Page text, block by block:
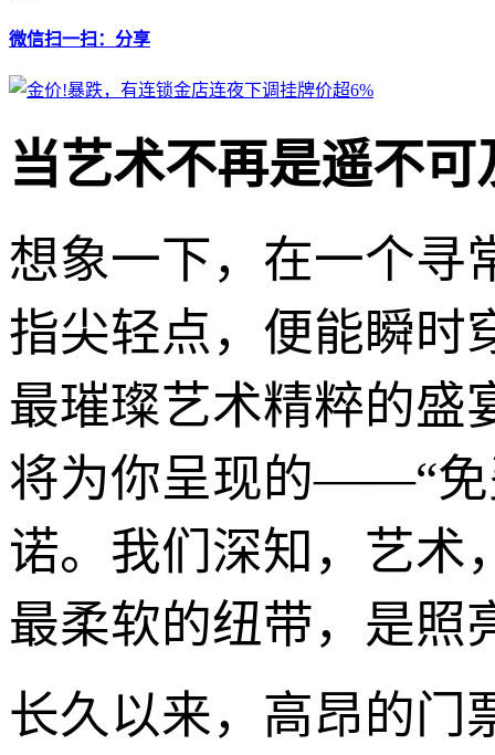
微信扫一扫：分享
当艺术不再是遥不
想象一下，在一个寻
指尖轻点，便能瞬时
最璀璨艺术精粹的盛
将为你呈现的——“免
诺。我们深知，艺术
最柔软的纽带，是照
长久以来，高昂的